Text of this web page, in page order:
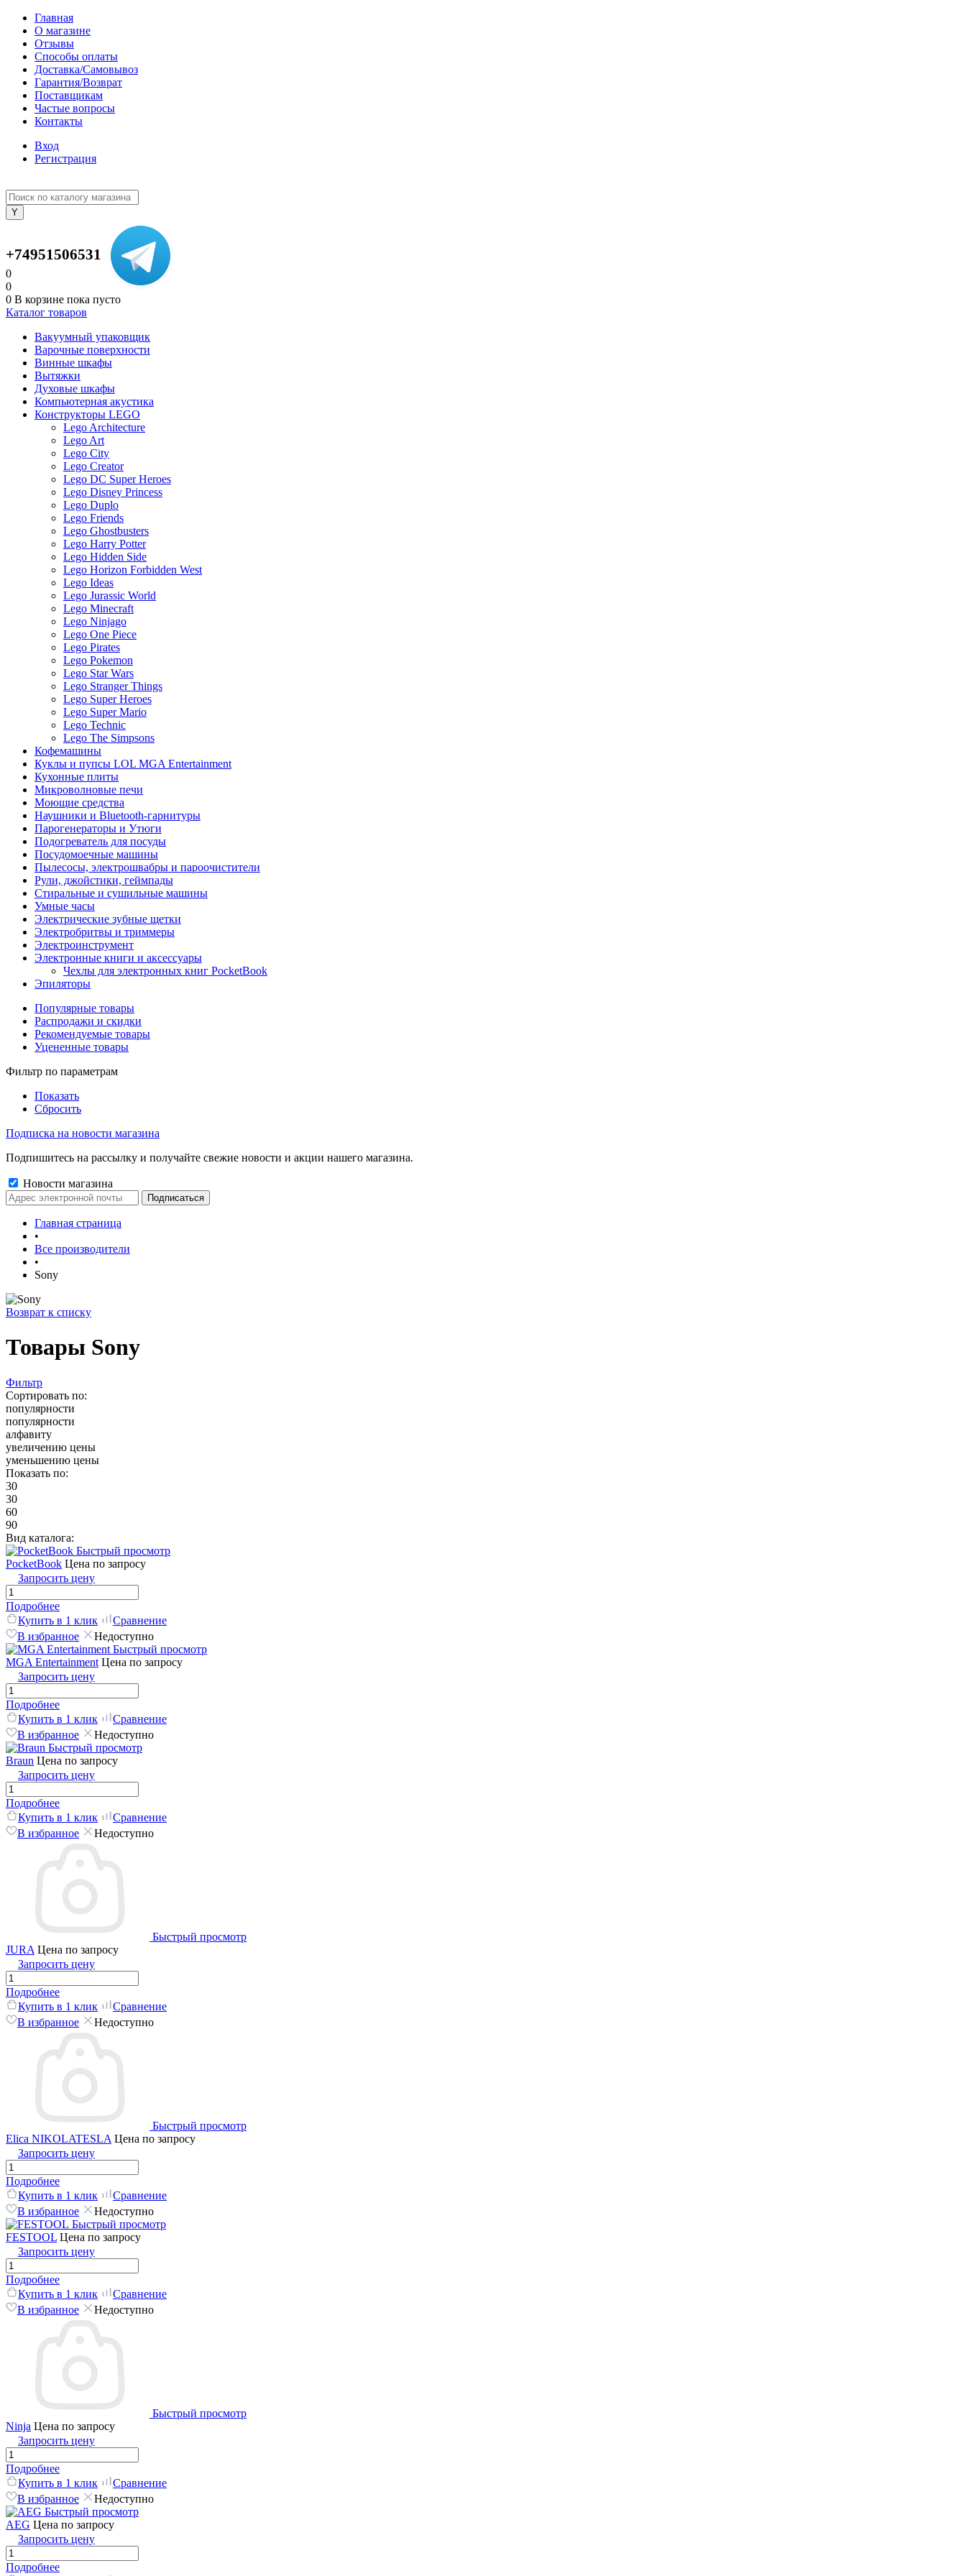
Главная
О магазине
Отзывы
Способы оплаты
Доставка/Самовывоз
Гарантия/Возврат
Поставщикам
Частые вопросы
Контакты
Вход
Регистрация
+74951506531
0
0
0 В корзине пока пусто
Каталог товаров
Вакуумный упаковщик
Варочные поверхности
Винные шкафы
Вытяжки
Духовые шкафы
Компьютерная акустика
Конструкторы LEGO
Lego Architecture
Lego Art
Lego City
Lego Creator
Lego DC Super Heroes
Lego Disney Princess
Lego Duplo
Lego Friends
Lego Ghostbusters
Lego Harry Potter
Lego Hidden Side
Lego Horizon Forbidden West
Lego Ideas
Lego Jurassic World
Lego Minecraft
Lego Ninjago
Lego One Piece
Lego Pirates
Lego Pokemon
Lego Star Wars
Lego Stranger Things
Lego Super Heroes
Lego Super Mario
Lego Technic
Lego The Simpsons
Кофемашины
Куклы и пупсы LOL MGA Entertainment
Кухонные плиты
Микроволновые печи
Моющие средства
Наушники и Bluetooth-гарнитуры
Парогенераторы и Утюги
Подогреватель для посуды
Посудомоечные машины
Пылесосы, электрошвабры и пароочистители
Рули, джойстики, геймпады
Стиральные и сушильные машины
Умные часы
Электрические зубные щетки
Электробритвы и триммеры
Электроинструмент
Электронные книги и аксессуары
Чехлы для электронных книг PocketBook
Эпиляторы
Популярные товары
Распродажи и скидки
Рекомендуемые товары
Уцененные товары
Фильтр по параметрам
Показать
Сбросить
Подписка на новости магазина
Подпишитесь на рассылку и получайте свежие новости и акции нашего магазина.
Новости магазина
Главная страница
•
Все производители
•
Sony
Возврат к списку
Товары Sony
Фильтр
Сортировать по:
популярности
популярности
алфавиту
увеличению цены
уменьшению цены
Показать по:
30
30
60
90
Вид каталога:
Быстрый просмотр
PocketBook Цена по запросу
Запросить цену
Подробнее
Купить в 1 клик
Сравнение
В избранное
Недоступно
Быстрый просмотр
MGA Entertainment Цена по запросу
Запросить цену
Подробнее
Купить в 1 клик
Сравнение
В избранное
Недоступно
Быстрый просмотр
Braun Цена по запросу
Запросить цену
Подробнее
Купить в 1 клик
Сравнение
В избранное
Недоступно
Быстрый просмотр
JURA Цена по запросу
Запросить цену
Подробнее
Купить в 1 клик
Сравнение
В избранное
Недоступно
Быстрый просмотр
Elica NIKOLATESLA Цена по запросу
Запросить цену
Подробнее
Купить в 1 клик
Сравнение
В избранное
Недоступно
Быстрый просмотр
FESTOOL Цена по запросу
Запросить цену
Подробнее
Купить в 1 клик
Сравнение
В избранное
Недоступно
Быстрый просмотр
Ninja Цена по запросу
Запросить цену
Подробнее
Купить в 1 клик
Сравнение
В избранное
Недоступно
Быстрый просмотр
AEG Цена по запросу
Запросить цену
Подробнее